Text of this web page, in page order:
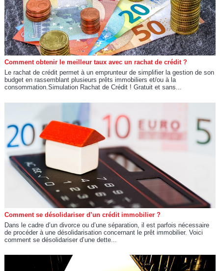
Comment obtenir le meilleur taux avec un rachat de crédit ?
Le rachat de crédit permet à un emprunteur de simplifier la gestion de son
budget en rassemblant plusieurs prêts immobiliers et/ou à la
consommation.Simulation Rachat de Crédit ! Gratuit et sans...
Comment se désolidariser d’un crédit immobilier ?
Dans le cadre d’un divorce ou d’une séparation, il est parfois nécessaire
de procéder à une désolidarisation concernant le prêt immobilier. Voici
comment se désolidariser d’une dette...